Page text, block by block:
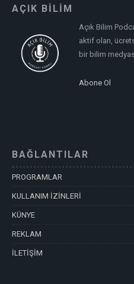
AÇIK BİLİM
Açık Bilim
aktif olan,
bir bilim
Abone Ol
BAĞLANTILAR
PROGRAMLAR
KULLANIM İZİNLERİ
KÜNYE
REKLAM
İLETİŞİM